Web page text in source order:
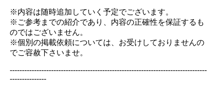
※内容は随時追加していく予定でございます。
※ご参考までの紹介であり、内容の正確性を保証するも
のではございません。
※個別の掲載依頼については、お受けしておりませんの
でご容赦下さいませ。
---------------------------------------------------------------------------------
---------------